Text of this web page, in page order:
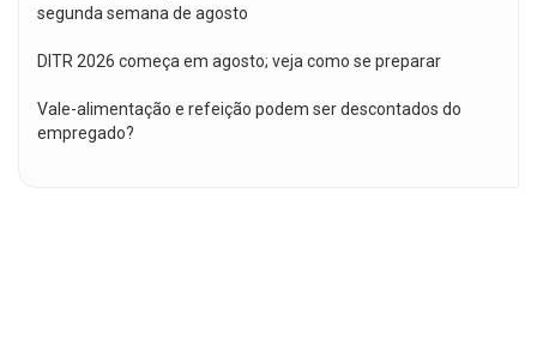
segunda semana de agosto
DITR 2026 começa em agosto; veja como se preparar
Vale-alimentação e refeição podem ser descontados do
empregado?